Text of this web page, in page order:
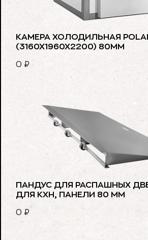
КАМЕРА ХОЛОДИЛЬНАЯ
(3160Х1960Х2200) 80ММ
0 ₽
ПАНДУС ДЛЯ РАСПАШНЫХ
ДЛЯ КХН, ПАНЕЛИ 80 ММ
0 ₽